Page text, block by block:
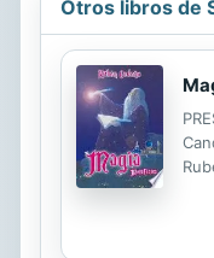
Otros libros de